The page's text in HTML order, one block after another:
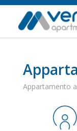
Appartamento a